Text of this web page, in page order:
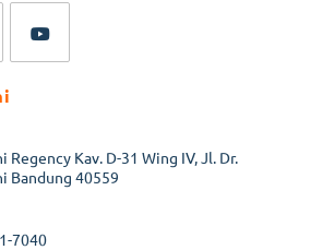
Regency Kav. D-31 Wing IV, Jl. Dr.
Bandung 40559
7040